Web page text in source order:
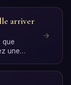
arriver
que
une